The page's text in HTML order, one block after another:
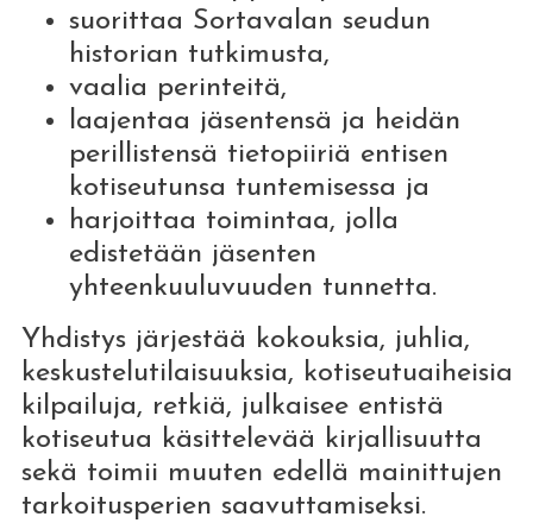
suorittaa Sortavalan seudun
historian tutkimusta,
vaalia perinteitä,
laajentaa jäsentensä ja heidän
perillistensä tietopiiriä entisen
kotiseutunsa tuntemisessa ja
harjoittaa toimintaa, jolla
edistetään jäsenten
yhteenkuuluvuuden tunnetta.
Yhdistys järjestää kokouksia, juhlia,
keskustelutilaisuuksia, kotiseutuaiheisia
kilpailuja, retkiä, julkaisee entistä
kotiseutua käsittelevää kirjallisuutta
sekä toimii muuten edellä mainittujen
tarkoitusperien saavuttamiseksi.